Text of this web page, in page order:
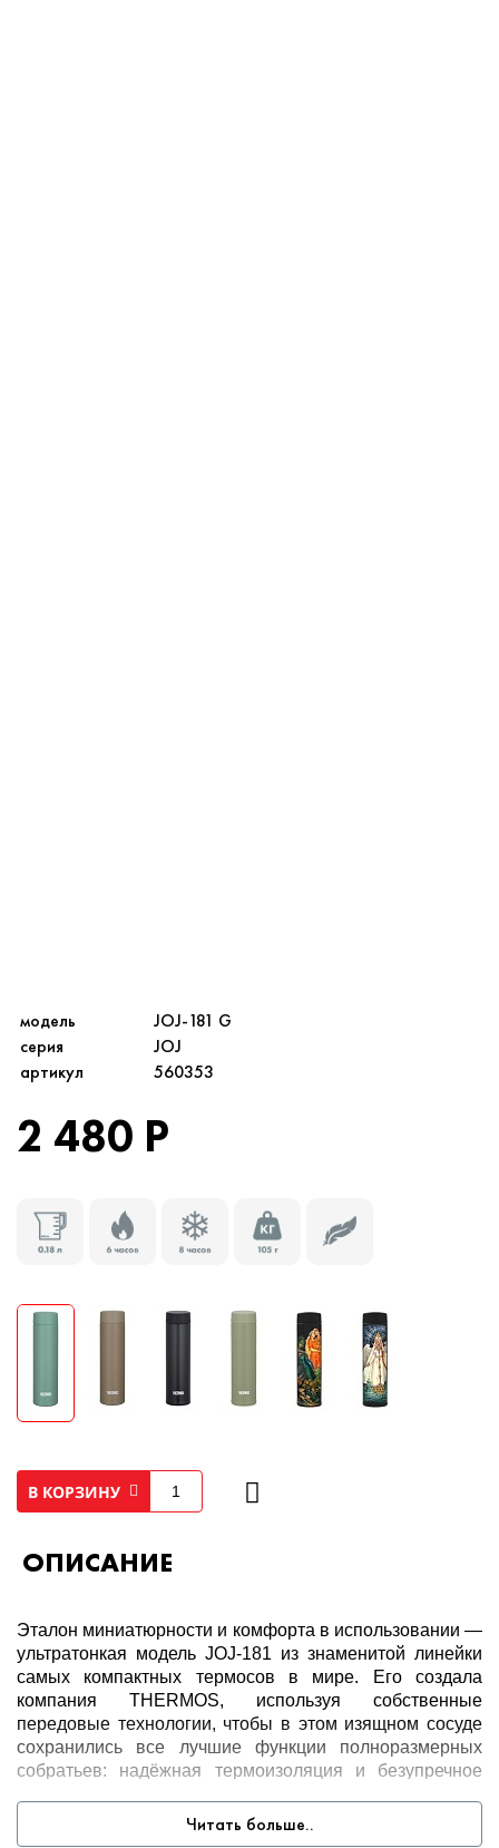
модель
JOJ-181 G
серия
JOJ
артикул
560353
2 480 Р
В КОРЗИНУ
ОПИСАНИЕ
Эталон миниатюрности и комфорта в использовании —
ультратонкая модель JOJ-181 из знаменитой линейки
самых компактных термосов в мире. Его создала
компания THERMOS, используя собственные
передовые технологии, чтобы в этом изящном сосуде
сохранились все лучшие функции полноразмерных
собратьев: надёжная термоизоляция и безупречное
Секрет долгого сохранения температуры напитков - в
Читать больше..